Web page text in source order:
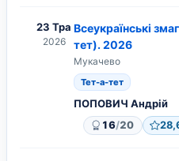
23 Тра
2026
Всеукраїнські
тет). 2026
Мукачево
Тет-а-тет
ПОПОВИЧ Андрій
16/20